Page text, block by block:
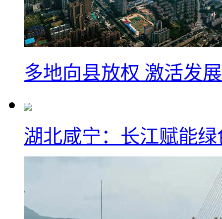
多地向县放权 激活发
湖北咸宁：长江赋能